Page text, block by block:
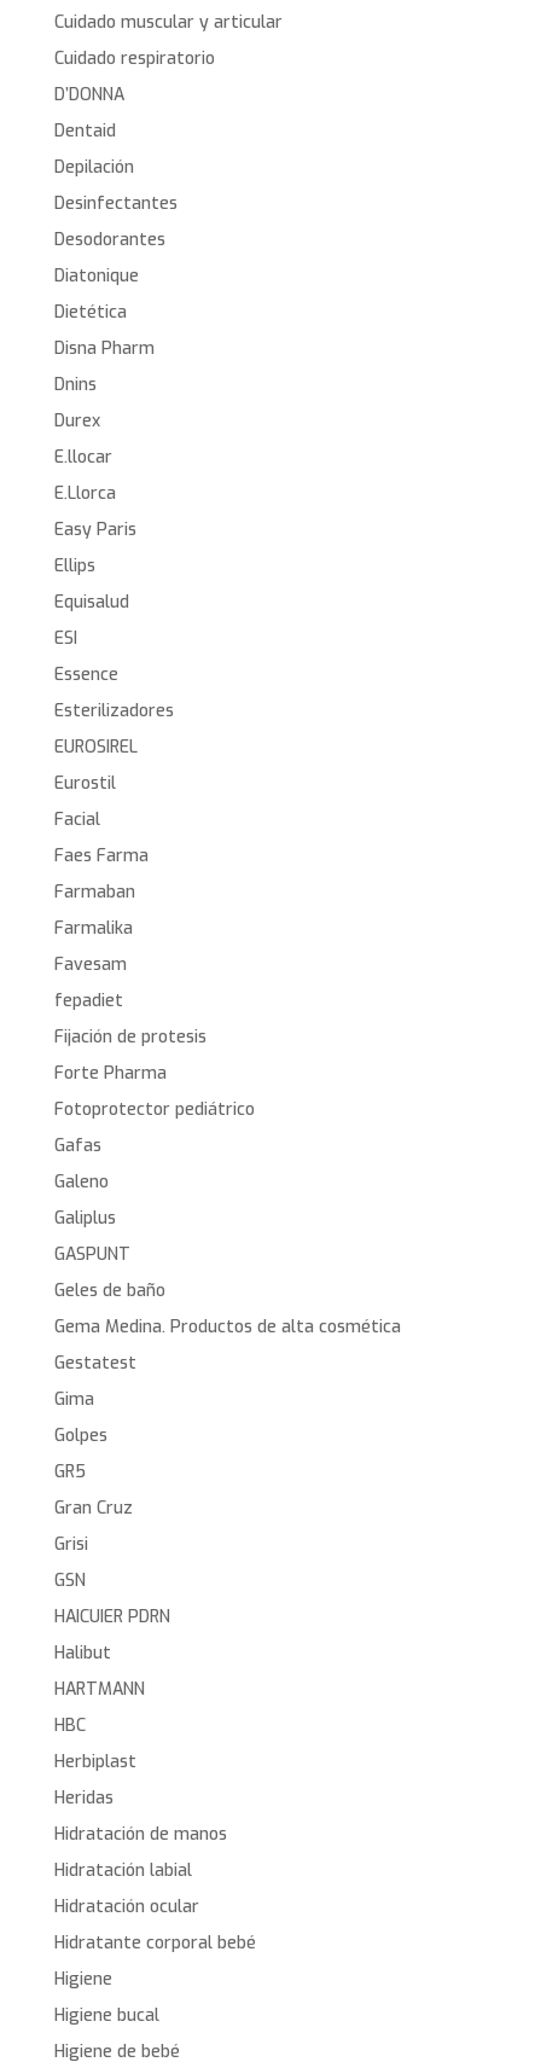
Cuidado muscular y articular
Cuidado respiratorio
D’DONNA
Dentaid
Depilación
Desinfectantes
Desodorantes
Diatonique
Dietética
Disna Pharm
Dnins
Durex
E.llocar
E.Llorca
Easy Paris
Ellips
Equisalud
ESI
Essence
Esterilizadores
EUROSIREL
Eurostil
Facial
Faes Farma
Farmaban
Farmalika
Favesam
fepadiet
Fijación de protesis
Forte Pharma
Fotoprotector pediátrico
Gafas
Galeno
Galiplus
GASPUNT
Geles de baño
Gema Medina. Productos de alta cosmética
Gestatest
Gima
Golpes
GR5
Gran Cruz
Grisi
GSN
HAICUIER PDRN
Halibut
HARTMANN
HBC
Herbiplast
Heridas
Hidratación de manos
Hidratación labial
Hidratación ocular
Hidratante corporal bebé
Higiene
Higiene bucal
Higiene de bebé